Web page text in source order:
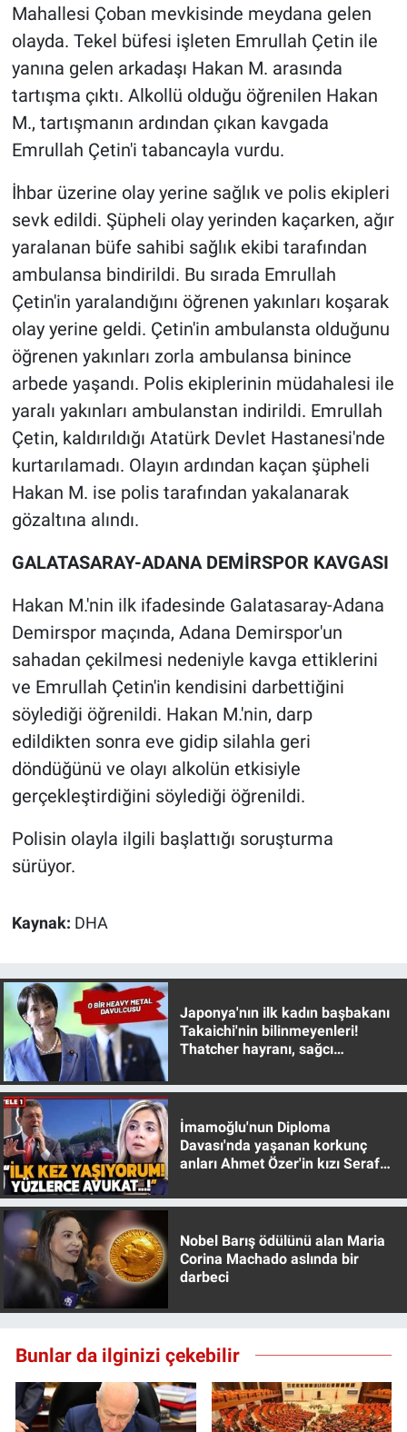
Mahallesi Çoban mevkisinde meydana gelen
olayda. Tekel büfesi işleten Emrullah Çetin ile
yanına gelen arkadaşı Hakan M. arasında
tartışma çıktı. Alkollü olduğu öğrenilen Hakan
M., tartışmanın ardından çıkan kavgada
Emrullah Çetin'i tabancayla vurdu.
İhbar üzerine olay yerine sağlık ve polis ekipleri
sevk edildi. Şüpheli olay yerinden kaçarken, ağır
yaralanan büfe sahibi sağlık ekibi tarafından
ambulansa bindirildi. Bu sırada Emrullah
Çetin'in yaralandığını öğrenen yakınları koşarak
olay yerine geldi. Çetin'in ambulansta olduğunu
öğrenen yakınları zorla ambulansa binince
arbede yaşandı. Polis ekiplerinin müdahalesi ile
yaralı yakınları ambulanstan indirildi. Emrullah
Çetin, kaldırıldığı Atatürk Devlet Hastanesi'nde
kurtarılamadı. Olayın ardından kaçan şüpheli
Hakan M. ise polis tarafından yakalanarak
gözaltına alındı.
GALATASARAY-ADANA DEMİRSPOR KAVGASI
Hakan M.'nin ilk ifadesinde Galatasaray-Adana
Demirspor maçında, Adana Demirspor'un
sahadan çekilmesi nedeniyle kavga ettiklerini
ve Emrullah Çetin'in kendisini darbettiğini
söylediği öğrenildi. Hakan M.'nin, darp
edildikten sonra eve gidip silahla geri
döndüğünü ve olayı alkolün etkisiyle
gerçekleştirdiğini söylediği öğrenildi.
Polisin olayla ilgili başlattığı soruşturma
sürüyor.
Kaynak: DHA
Japonya'nın ilk kadın başbakanı
Takaichi'nin bilinmeyenleri!
Thatcher hayranı, sağcı
İmamoğlu'nun Diploma
Davası'nda yaşanan korkunç
anları Ahmet Özer'in kızı Seraf
Nobel Barış ödülünü alan Maria
Corina Machado aslında bir
darbeci
Bunlar da ilginizi çekebilir
Kimdir
Koronavirüs
Kültür Sanat
Nedir
Popüler
Programlar
Sağlık
Spor
Teknoloji
Türkiye'nin Geleceği
Yerel Yaşam
Canlı Yayın